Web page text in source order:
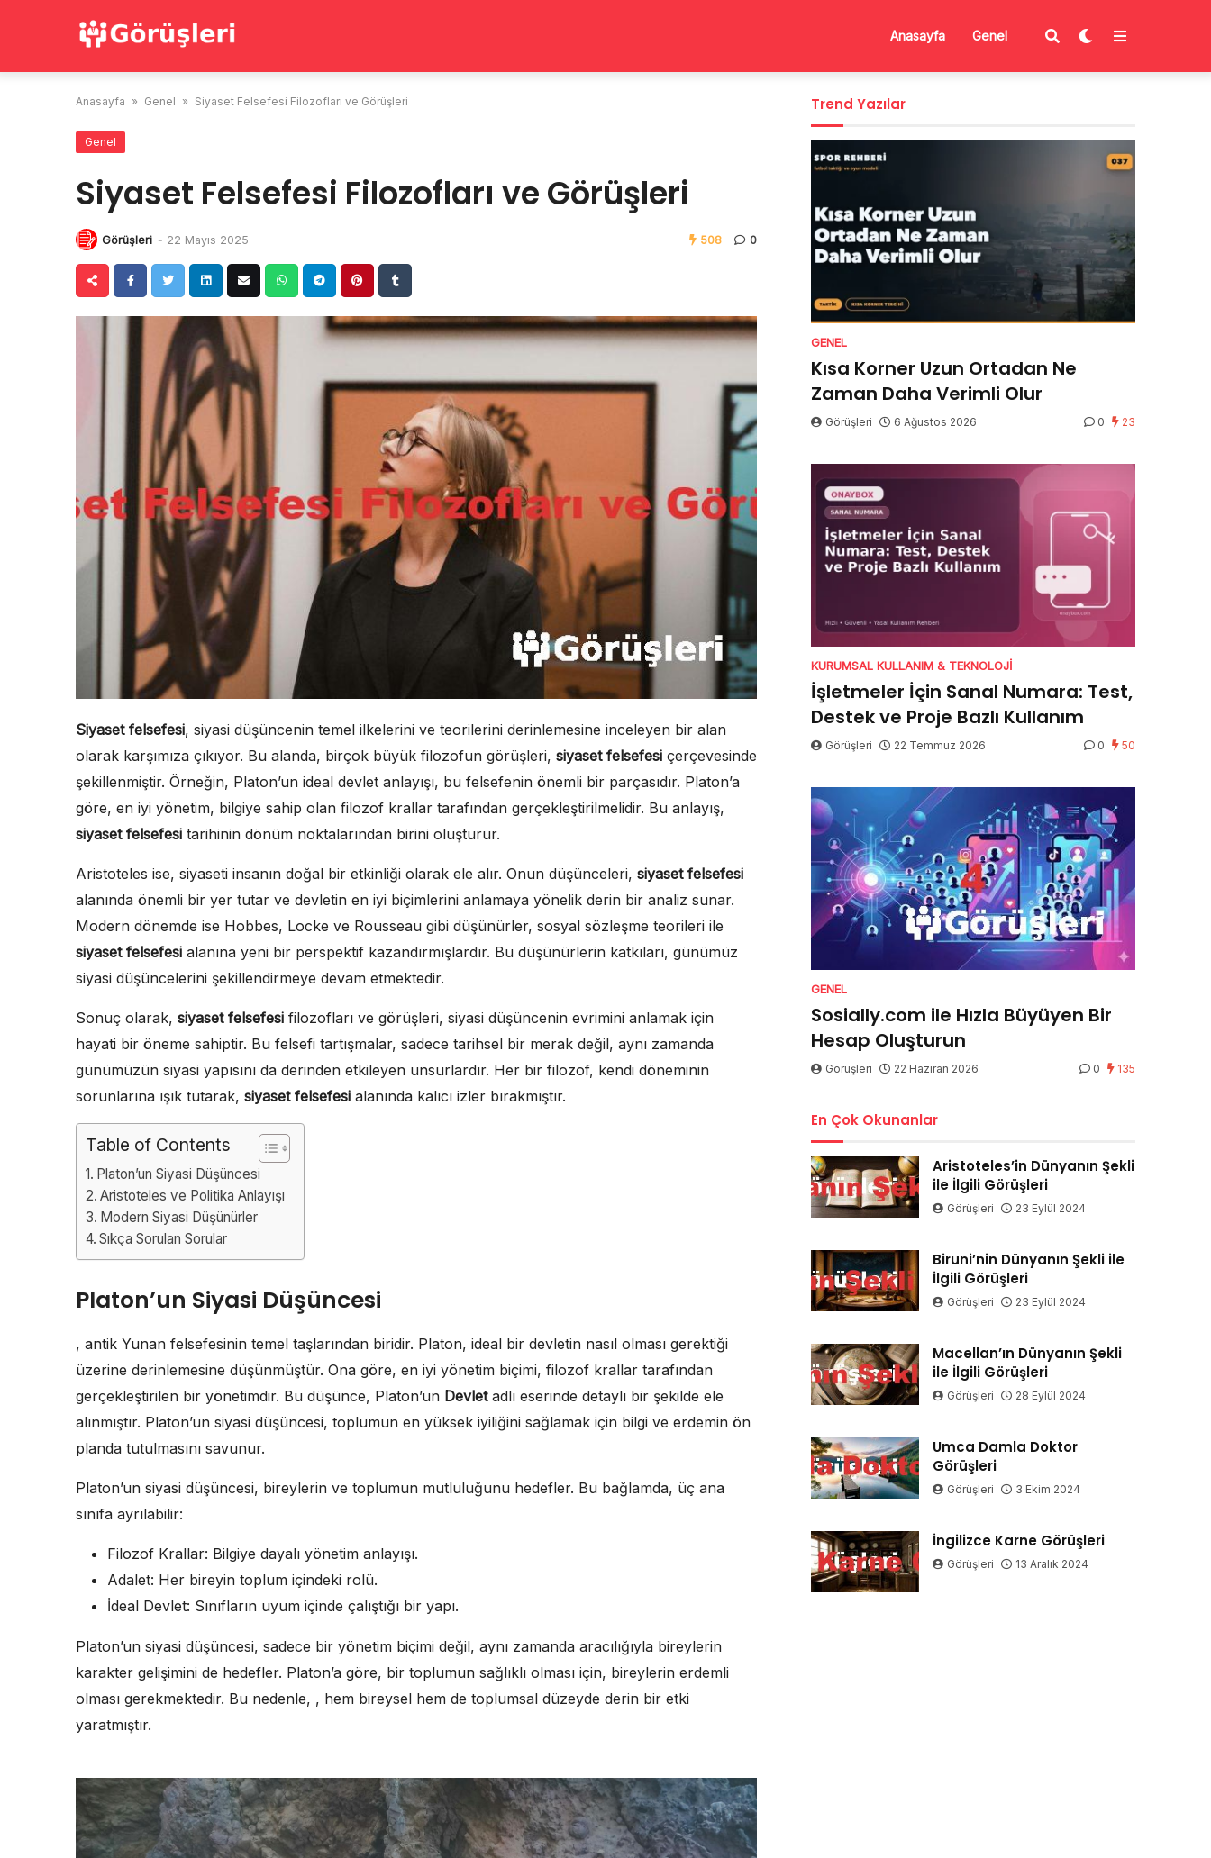
Anasayfa Genel
Anasayfa » Genel » Siyaset Felsefesi Filozofları ve Görüşleri
Genel
Siyaset Felsefesi Filozofları ve Görüşleri
Görüşleri - 22 Mayıs 2025 508 0
Siyaset felsefesi, siyasi düşüncenin temel ilkelerini ve teorilerini derinlemesine inceleyen bir alan
olarak karşımıza çıkıyor. Bu alanda, birçok büyük filozofun görüşleri, siyaset felsefesi çerçevesinde
şekillenmiştir. Örneğin, Platon’un ideal devlet anlayışı, bu felsefenin önemli bir parçasıdır. Platon’a
göre, en iyi yönetim, bilgiye sahip olan filozof krallar tarafından gerçekleştirilmelidir. Bu anlayış,
siyaset felsefesi tarihinin dönüm noktalarından birini oluşturur.
Aristoteles ise, siyaseti insanın doğal bir etkinliği olarak ele alır. Onun düşünceleri, siyaset felsefesi
alanında önemli bir yer tutar ve devletin en iyi biçimlerini anlamaya yönelik derin bir analiz sunar.
Modern dönemde ise Hobbes, Locke ve Rousseau gibi düşünürler, sosyal sözleşme teorileri ile
siyaset felsefesi alanına yeni bir perspektif kazandırmışlardır. Bu düşünürlerin katkıları, günümüz
siyasi düşüncelerini şekillendirmeye devam etmektedir.
Sonuç olarak, siyaset felsefesi filozofları ve görüşleri, siyasi düşüncenin evrimini anlamak için
hayati bir öneme sahiptir. Bu felsefi tartışmalar, sadece tarihsel bir merak değil, aynı zamanda
günümüzün siyasi yapısını da derinden etkileyen unsurlardır. Her bir filozof, kendi döneminin
sorunlarına ışık tutarak, siyaset felsefesi alanında kalıcı izler bırakmıştır.
Table of Contents
Platon’un Siyasi Düşüncesi
Aristoteles ve Politika Anlayışı
Modern Siyasi Düşünürler
Sıkça Sorulan Sorular
Platon’un Siyasi Düşüncesi
, antik Yunan felsefesinin temel taşlarından biridir. Platon, ideal bir devletin nasıl olması gerektiği
üzerine derinlemesine düşünmüştür. Ona göre, en iyi yönetim biçimi, filozof krallar tarafından
gerçekleştirilen bir yönetimdir. Bu düşünce, Platon’un Devletadlı eserinde detaylı bir şekilde ele
alınmıştır. Platon’un siyasi düşüncesi, toplumun en yüksek iyiliğini sağlamak için bilgi ve erdemin ön
planda tutulmasını savunur.
Platon’un siyasi düşüncesi, bireylerin ve toplumun mutluluğunu hedefler. Bu bağlamda, üç ana
sınıfa ayrılabilir:
Filozof Krallar: Bilgiye dayalı yönetim anlayışı.
Adalet: Her bireyin toplum içindeki rolü.
İdeal Devlet: Sınıfların uyum içinde çalıştığı bir yapı.
Platon’un siyasi düşüncesi, sadece bir yönetim biçimi değil, aynı zamanda aracılığıyla bireylerin
karakter gelişimini de hedefler. Platon’a göre, bir toplumun sağlıklı olması için, bireylerin erdemli
olması gerekmektedir. Bu nedenle, , hem bireysel hem de toplumsal düzeyde derin bir etki
yaratmıştır.
Trend Yazılar
GENEL
Kısa Korner Uzun Ortadan Ne
Zaman Daha Verimli Olur
Görüşleri 6 Ağustos 2026 0 23
KURUMSAL KULLANIM & TEKNOLOJI
İşletmeler İçin Sanal Numara: Test,
Destek ve Proje Bazlı Kullanım
Görüşleri 22 Temmuz 2026 0 50
GENEL
Sosially.com ile Hızla Büyüyen Bir
Hesap Oluşturun
Görüşleri 22 Haziran 2026 0 135
En Çok Okunanlar
Aristoteles’in Dünyanın Şekli
ile İlgili Görüşleri
Görüşleri 23 Eylül 2024
Biruni’nin Dünyanın Şekli ile
İlgili Görüşleri
Görüşleri 23 Eylül 2024
Macellan’ın Dünyanın Şekli
ile İlgili Görüşleri
Görüşleri 28 Eylül 2024
Umca Damla Doktor
Görüşleri
Görüşleri 3 Ekim 2024
İngilizce Karne Görüşleri
Görüşleri 13 Aralık 2024